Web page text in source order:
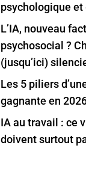
psychologique
L’IA, nouveau
psychosocial ?
(jusqu’ici)
Les 5 piliers
gagnante en
IA au travail : ce
doivent surtout